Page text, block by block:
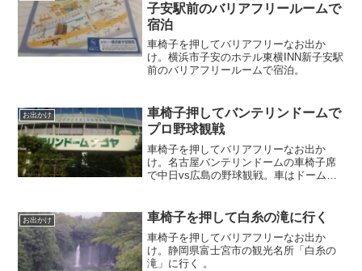
子安駅前のバリアフリールームで
宿泊
車椅子を押してバリアフリーなお出か
け。横浜市子安のホテル東横INN新子安駅
前のバリアフリールームで宿泊。
お出かけ
車椅子押してバンテリンドームで
プロ野球観戦
車椅子を押してバリアフリーなお出か
け。名古屋バンテリンドームの車椅子席
で中日vs広島の野球観戦。車はドームの
お出かけ 車椅子を押して白糸の滝に行く
車椅子を押してバリアフリーなお出か
け。静岡県富士宮市の観光名所「白糸の
滝」に行く 。